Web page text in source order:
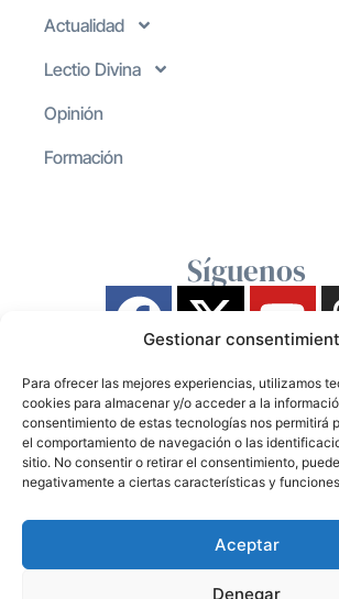
Gestionar
Para ofrecer las mejores experiencias, utilizamos
cookies para almacenar y/o acceder a la
consentimiento de estas tecnologías nos permitirá
el comportamiento de navegación o las
sitio. No consentir o retirar el consentimiento,
negativamente a ciertas características y
Aceptar
Denegar
Actualidad
Lectio Divina
Opinión
Formación
Síguenos